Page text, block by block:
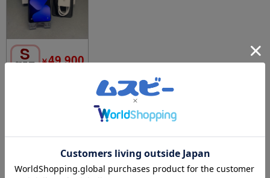
S
新品同
￥49,900
1